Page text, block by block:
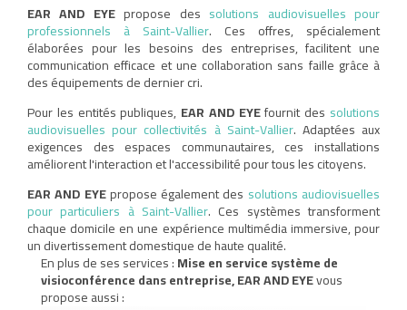
EAR AND EYEpropose des solutions audiovisuelles pour
professionnels à Saint-Vallier. Ces offres, spécialement
élaborées pour les besoins des entreprises, facilitent une
communication efficace et une collaboration sans faille grâce à
des équipements de dernier cri.
Pour les entités publiques, EAR AND EYEfournit des solutions
audiovisuelles pour collectivités à Saint-Vallier. Adaptées aux
exigences des espaces communautaires, ces installations
améliorent l'interaction et l'accessibilité pour tous les citoyens.
EAR AND EYEpropose également des solutions audiovisuelles
pour particuliers à Saint-Vallier. Ces systèmes transforment
chaque domicile en une expérience multimédia immersive, pour
un divertissement domestique de haute qualité.
En plus de ses services :Mise en service système de
visioconférence dans entreprise, EAR AND EYEvous
propose aussi :